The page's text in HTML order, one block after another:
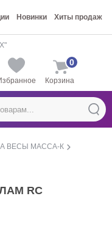
Новинки Хиты продаж
Корзина
0
ВЕСЫ МАССА-К
RC